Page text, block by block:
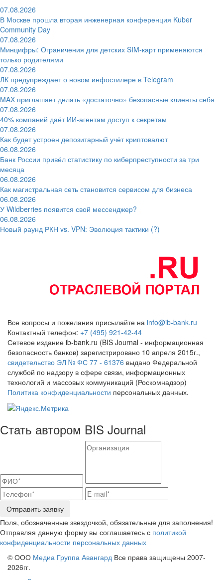
07.08.2026
В Москве прошла вторая инженерная конференция Kuber
Community Day
07.08.2026
Минцифры: Ограничения для детских SIM-карт применяются
только родителями
07.08.2026
ЛК предупреждает о новом инфостилере в Telegram
07.08.2026
MAX приглашает делать «достаточно» безопасные клиенты себя
07.08.2026
40% компаний даёт ИИ‑агентам доступ к секретам
07.08.2026
Как будет устроен депозитарный учёт криптовалют
06.08.2026
Банк России привёл статистику по киберпреступности за три
месяца
06.08.2026
Как магистральная сеть становится сервисом для бизнеса
06.08.2026
У Wildberries появится свой мессенджер?
06.08.2026
Новый раунд РКН vs. VPN: Эволюция тактики (?)
Все вопросы и пожелания присылайте на info@ib-bank.ru
Контактный телефон: +7 (495) 921-42-44
Сетевое издание ib-bank.ru (BIS Journal - информационная
безопасность банков) зарегистрировано 10 апреля 2015г.,
свидетельство ЭЛ № ФС 77 - 61376 выдано Федеральной
службой по надзору в сфере связи, информационных
технологий и массовых коммуникаций (Роскомнадзор)
Политика конфиденциальности персональных данных.
Стать автором BIS Journal
Отправить заявку
Поля, обозначенные звездочкой, обязательные для заполнения!
Отправляя данную форму вы соглашаетесь с политикой
конфиденциальности персональных данных
© ООО Медиа Группа Авангард Все права защищены 2007-
2026гг.